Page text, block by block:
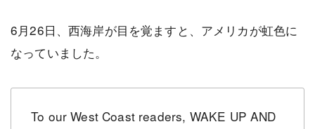
6月26日、西海岸が目を覚ますと、アメリカが虹色に
なっていました。
To our West Coast readers, WAKE UP AND